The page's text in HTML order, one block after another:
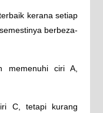
kerana setiap
berbeza-
memenuhi ciri A,
C, tetapi kurang